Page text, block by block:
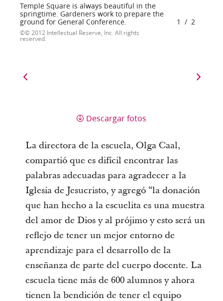
Temple Square is always beautiful in the
springtime. Gardeners work to prepare the
ground for General Conference.
© 2012 Intellectual Reserve, Inc. All rights
reserved.
1 / 2
Descargar fotos
La directora de la escuela, Olga Caal,
compartió que es difícil encontrar las
palabras adecuadas para agradecer a la
Iglesia de Jesucristo, y agregó “la donación
que han hecho a la escuelita es una muestra
del amor de Dios y al prójimo y esto será un
reflejo de tener un mejor entorno de
aprendizaje para el desarrollo de la
enseñanza de parte del cuerpo docente. La
escuela tiene más de 600 alumnos y ahora
tienen la bendición de tener el equipo